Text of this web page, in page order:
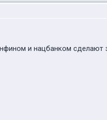
и нацбанком сделают